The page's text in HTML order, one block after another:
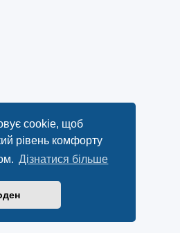
cookie, щоб
рівень комфорту
Дізнатися більше